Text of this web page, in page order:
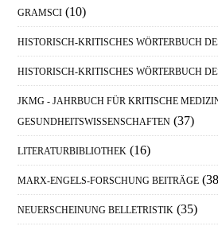
GRAMSCI (10)
HISTORISCH-KRITISCHES WÖRTERBUCH
HISTORISCH-KRITISCHES WÖRTERBUCH
JKMG - JAHRBUCH FÜR KRITISCHE
GESUNDHEITSWISSENSCHAFTEN (37)
LITERATURBIBLIOTHEK (16)
MARX-ENGELS-FORSCHUNG BEITRÄGE
NEUERSCHEINUNG BELLETRISTIK (35)